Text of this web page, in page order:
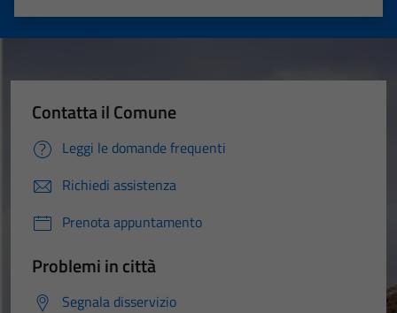
Valuta 5 stelle su 5
Valuta 4 stelle su 5
Valuta 3 stelle su 5
Valuta 2 stelle su 5
Valuta 1 stelle su 5
Contatta il Comune
Leggi le domande frequenti
Richiedi assistenza
Prenota appuntamento
Problemi in città
Segnala disservizio